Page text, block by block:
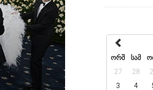
ორშ
სამ
27
28
3
4